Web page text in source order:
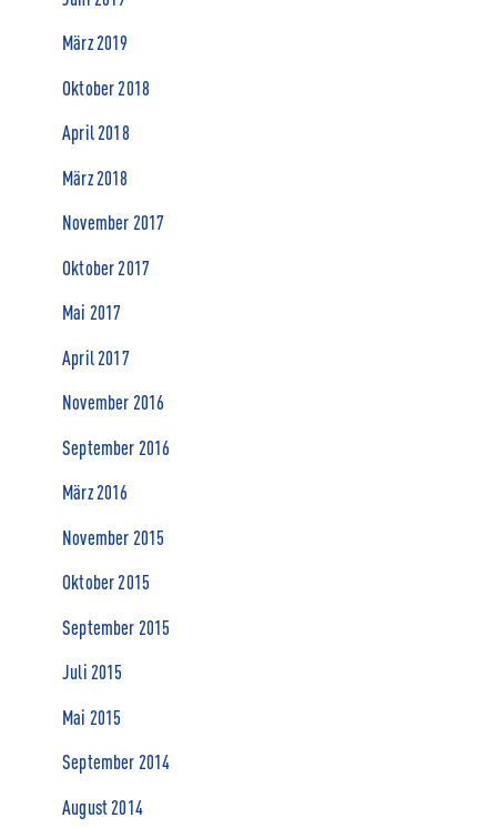
März 2019
Oktober 2018
April 2018
März 2018
November 2017
Oktober 2017
Mai 2017
April 2017
November 2016
September 2016
März 2016
November 2015
Oktober 2015
September 2015
Juli 2015
Mai 2015
September 2014
August 2014